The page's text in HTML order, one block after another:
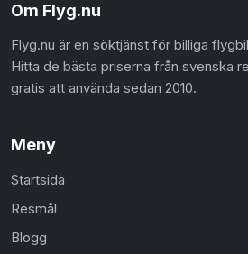
Om Flyg.nu
Flyg.nu är en söktjänst för billiga
Hitta de bästa priserna från svenska
gratis att använda sedan 2010.
Meny
Startsida
Resmål
Blogg